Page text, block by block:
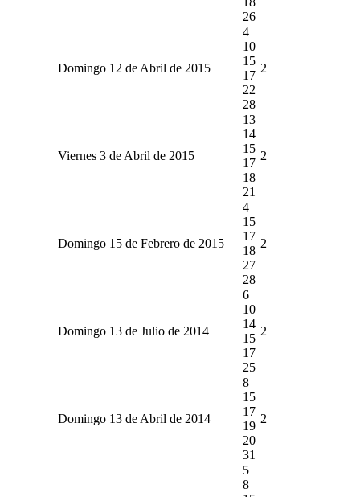
26
Domingo 12 de Abril de 2015
4
10
15
17
22
28
2
Viernes 3 de Abril de 2015
13
14
15
17
18
21
2
Domingo 15 de Febrero de 2015
4
15
17
18
27
28
2
Domingo 13 de Julio de 2014
6
10
14
15
17
25
2
Domingo 13 de Abril de 2014
8
15
17
19
20
31
2
5
8